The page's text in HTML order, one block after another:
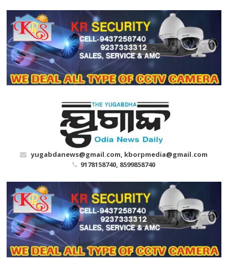
content
yugabdanews@gmail.com, kborpmedia@gmail.com
9178158740, 8599858740